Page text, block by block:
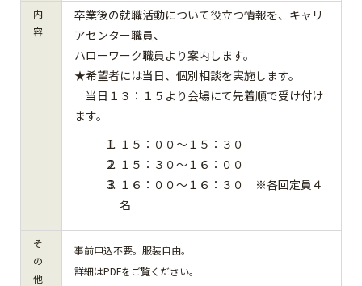
内
容
卒業後の就職活動について役立つ情報を、キャリ
アセンター職員、
ハローワーク職員より案内します。
★希望者には当日、個別相談を実施します。
当日１３：１５より会場にて先着順で受け付け
ます。
１５：００～１５：３０
１５：３０～１６：００
１６：００～１６：３０ ※各回定員４
名
そ
の
他
事前申込不要。服装自由。
詳細はPDFをご覧ください。